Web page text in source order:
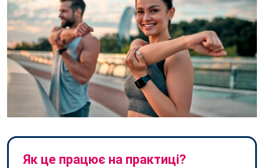
Як це працює на практиці?